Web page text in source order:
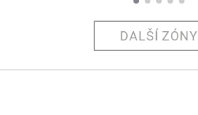
DALŠÍ ZÓNY